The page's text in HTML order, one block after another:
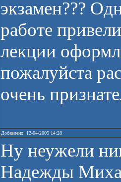
экзамен???
работе
лекции
пожалуйста
очень
Добавлено: 12-04-2005 14:28
Ну неужели
Надежды